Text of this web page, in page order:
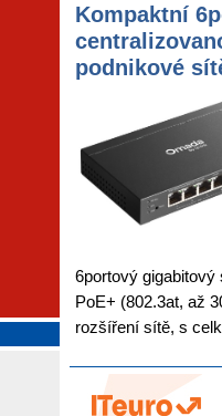
Kompaktní
podnikové
6portový gigabitový
PoE+ (802.3at, až
rozšíření sítě, s